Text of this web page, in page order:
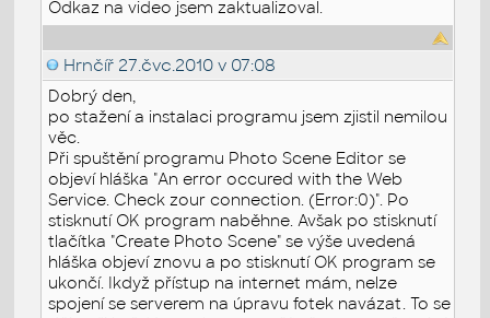
Odkaz na video jsem zaktualizoval.
Hrnčíř 27.čvc.2010 v 07:08
Dobrý den,
po stažení a instalaci programu jsem zjistil nemilou
věc.
Při spuštění programu Photo Scene Editor se
objeví hláška "An error occured with the Web
Service. Check zour connection. (Error:0)". Po
stisknutí OK program naběhne. Avšak po stisknutí
tlačítka "Create Photo Scene" se výše uvedená
hláška objeví znovu a po stisknutí OK program se
ukončí. Ikdyž přístup na internet mám, nelze
spojení se serverem na úpravu fotek navázat. To se